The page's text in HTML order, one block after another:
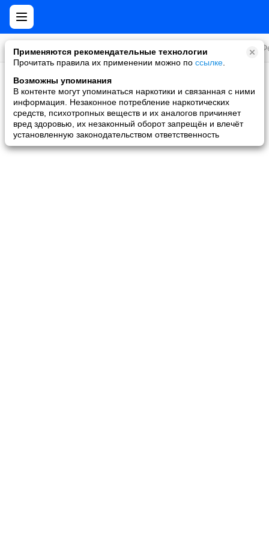
Все игры
Применяются рекомендательные технологии
Прочитать правила их применении можно по ссылке
Возможны упоминания
В контенте могут упоминаться наркотики и связанная с ними
информация. Незаконное потребление наркотических
средств, психотропных веществ и их аналогов причиняет
вред здоровью, их незаконный оборот запрещён и влечёт
установленную законодательством ответственность
Скидки и акции
Ни одной игры не найдено